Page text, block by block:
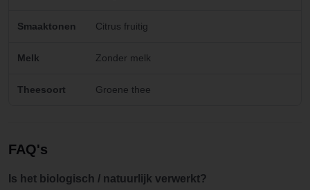
Smaaktonen Citrus fruitig
Melk Zonder melk
Theesoort Groene thee
FAQ's
Is het biologisch / natuurlijk verwerkt?